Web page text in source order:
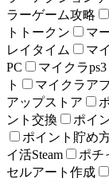
ラーゲーム攻略
トトークン
マ
レイタイム
マ
PC
マイクラps3
ト
マイクラア
アップストア
ント交換
ポイ
ポイント貯め
イ活Steam
ポチ
セルアート作成